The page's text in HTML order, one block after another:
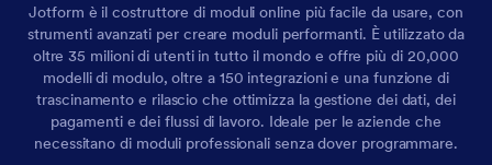
Jotform è il costruttore di moduli online più facile da usare, con
strumenti avanzati per creare moduli performanti. È utilizzato da
oltre 35 milioni di utenti in tutto il mondo e offre più di 20,000
modelli di modulo, oltre a 150 integrazioni e una funzione di
trascinamento e rilascio che ottimizza la gestione dei dati, dei
pagamenti e dei flussi di lavoro. Ideale per le aziende che
necessitano di moduli professionali senza dover programmare.